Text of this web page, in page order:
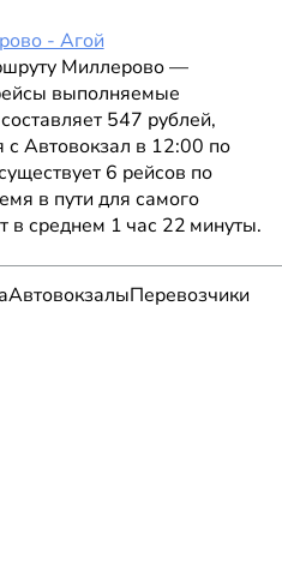
- Агой
Миллерово —
выполняемые
547 рублей,
с Автовокзал в 12:00 по
6 рейсов по
в пути для самого
в среднем 1 час 22 минуты.
АвтовокзалыПеревозчики